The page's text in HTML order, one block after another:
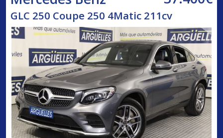
GLC 250 Coupe 250 4Matic 211cv